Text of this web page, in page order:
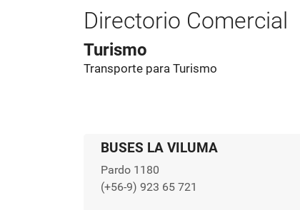
Directorio Comercial
Turismo
Transporte para Turismo
BUSES LA VILUMA
Pardo 1180
(+56-9) 923 65 721